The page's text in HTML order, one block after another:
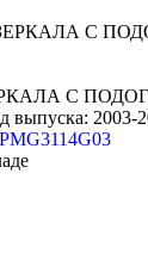
С
выпуска: 2003-
PMG3114G03